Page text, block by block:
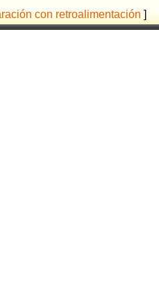
con retroalimentación ]